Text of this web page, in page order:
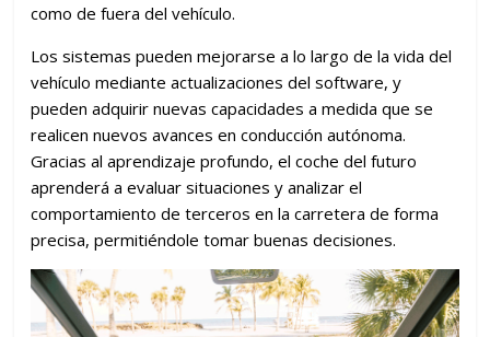
como de fuera del vehículo.
Los sistemas pueden mejorarse a lo largo de la vida del
vehículo mediante actualizaciones del software, y
pueden adquirir nuevas capacidades a medida que se
realicen nuevos avances en conducción autónoma.
Gracias al aprendizaje profundo, el coche del futuro
aprenderá a evaluar situaciones y analizar el
comportamiento de terceros en la carretera de forma
precisa, permitiéndole tomar buenas decisiones.